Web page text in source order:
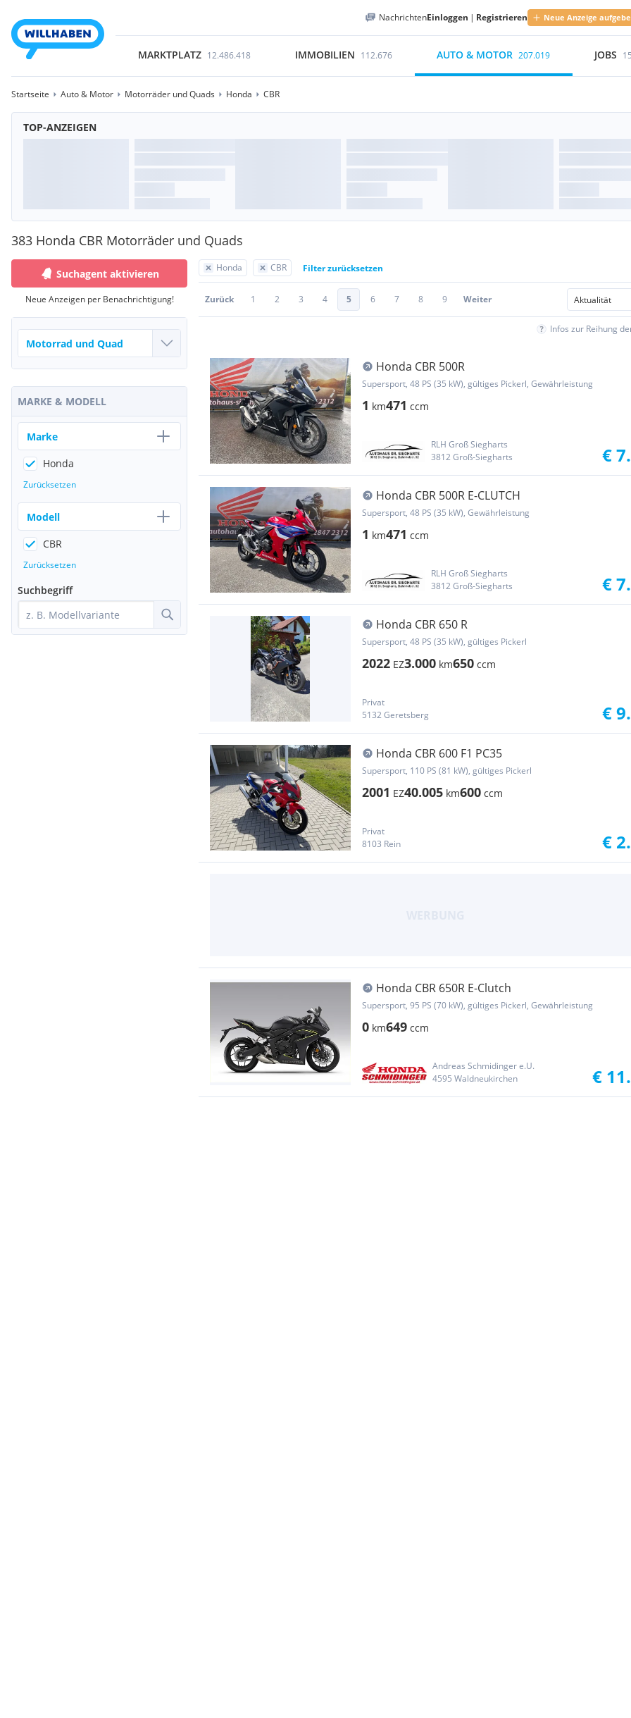
NachrichtenEinloggen | Registrieren Neue Anzeige
MARKTPLATZ 12.486.418 IMMOBILIEN 112.676 AUTO & MOTOR 207.019 JOBS
Startseite Auto & Motor Motorräder und Quads Honda CBR
TOP-ANZEIGEN
383 Honda CBR Motorräder und Quads
Honda CBR Filter zurücksetzen
Zurück 1 2 3 4 5 6 7 8 9 Weiter
Infos zur Reihung
Honda CBR 500R
Supersport, 48 PS (35 kW), gültiges Pickerl, Gewährleistung
1 km471 ccm
RLH Groß Siegharts
3812 Groß-Siegharts
€
Honda CBR 500R E-CLUTCH
Supersport, 48 PS (35 kW), Gewährleistung
1 km471 ccm
RLH Groß Siegharts
3812 Groß-Siegharts
€
Honda CBR 650 R
Supersport, 48 PS (35 kW), gültiges Pickerl
2022 EZ3.000 km650 ccm
Privat
5132 Geretsberg
€
Honda CBR 600 F1 PC35
Supersport, 110 PS (81 kW), gültiges Pickerl
2001 EZ40.005 km600 ccm
Privat
8103 Rein
€
Honda CBR 650R E-Clutch
Supersport, 95 PS (70 kW), gültiges Pickerl, Gewährleistung
0 km649 ccm
Andreas Schmidinger e.U.
4595 Waldneukirchen
€
Suchagent aktivieren
Neue Anzeigen per Benachrichtigung!
MARKE & MODELL
Marke
Honda
Zurücksetzen
Modell
CBR
Zurücksetzen
Suchbegriff